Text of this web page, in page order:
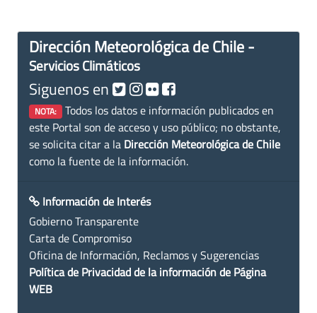
Dirección Meteorológica de Chile -
Servicios Climáticos
Siguenos en
NOTA: Todos los datos e información publicados en
este Portal son de acceso y uso público; no obstante,
se solicita citar a la Dirección Meteorológica de Chile
como la fuente de la información.
Información de Interés
Gobierno Transparente
Carta de Compromiso
Oficina de Información, Reclamos y Sugerencias
Política de Privacidad de la información de Página
WEB